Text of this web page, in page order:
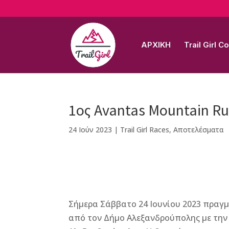
ΑΡΧΙΚΗ Trail Girl
1ος Avantas Mountain
24 Ιούν 2023 | Trail Girl Races,Αποτελέσματα
c
e
sse
m
ai
w
it
n
te
Σήμερα Σάββατο 24 Ιουνίου 2023
από τον Δήμο Αλεξανδρούπολης με